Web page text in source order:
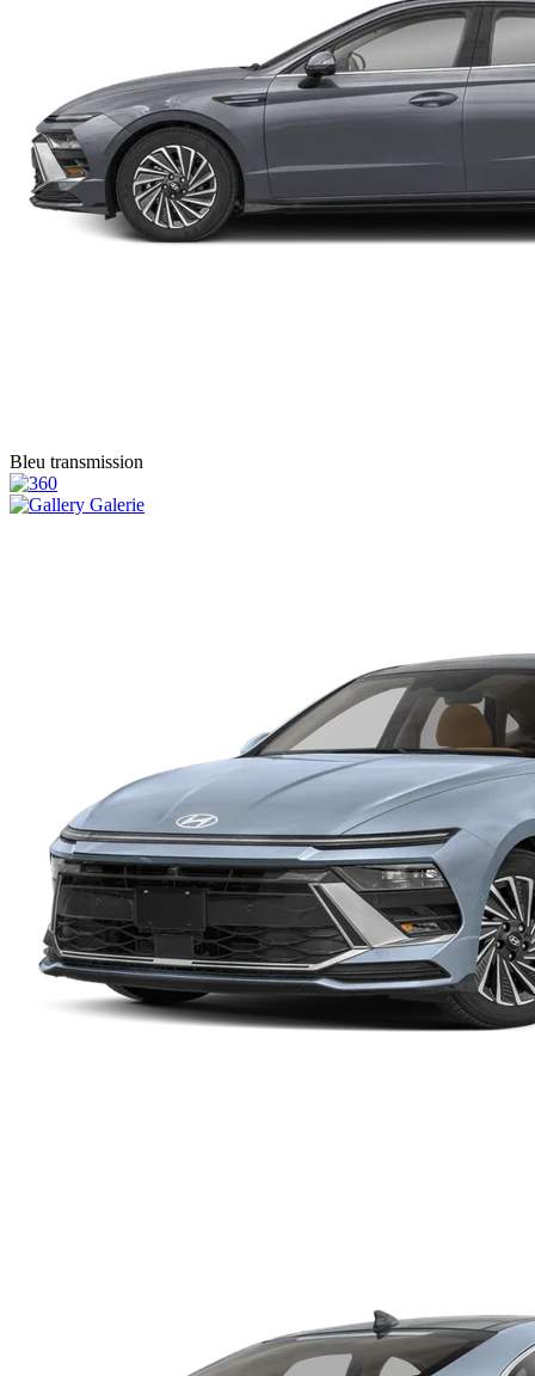
Bleu transmission
Galerie